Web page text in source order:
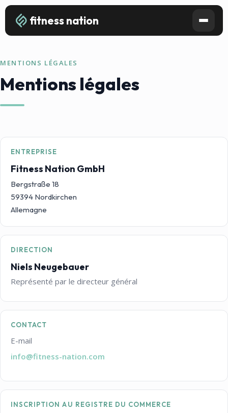
fitness nation
MENTIONS LÉGALES
Mentions légales
ENTREPRISE
Fitness Nation GmbH
Bergstraße 18
59394 Nordkirchen
Allemagne
DIRECTION
Niels Neugebauer
Représenté par le directeur général
CONTACT
E-mail
info@fitness-nation.com
INSCRIPTION AU REGISTRE DU COMMERCE